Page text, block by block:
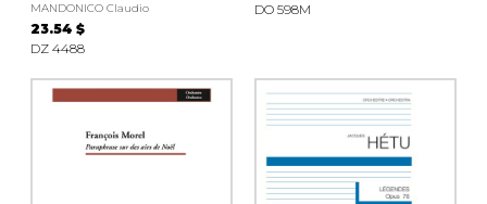
MANDONICO Claudio
23.54 $
DZ 4488
DO 598M